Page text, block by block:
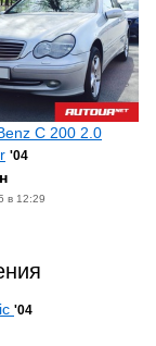
C 200 2.0
'04
в 12:29
'04